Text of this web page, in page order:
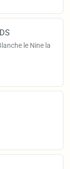
le Nine la